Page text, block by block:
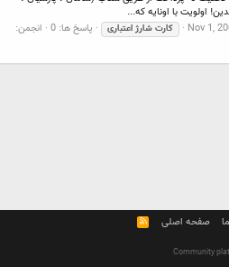
اولویت با اونایه که...
Nov 1, کارت شارژ اعتباری پاسخ ها: 0
انجمن:
صفحه اصلی
R
S
Community